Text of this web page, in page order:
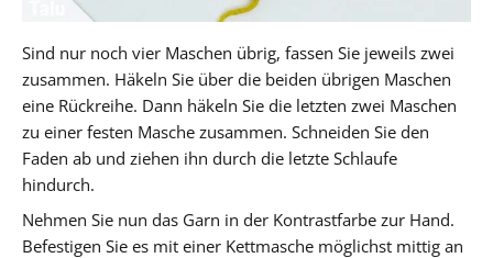
Sind nur noch vier Maschen übrig, fassen Sie jeweils zwei
zusammen. Häkeln Sie über die beiden übrigen Maschen
eine Rückreihe. Dann häkeln Sie die letzten zwei Maschen
zu einer festen Masche zusammen. Schneiden Sie den
Faden ab und ziehen ihn durch die letzte Schlaufe
hindurch.
Nehmen Sie nun das Garn in der Kontrastfarbe zur Hand.
Befestigen Sie es mit einer Kettmasche möglichst mittig an